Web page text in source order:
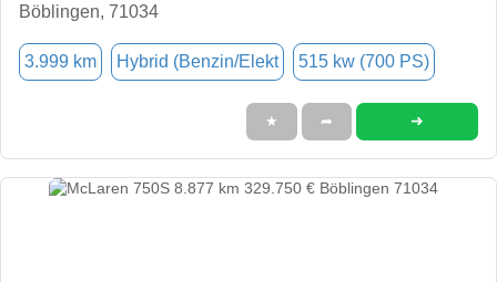
Böblingen, 71034
3.999 km Hybrid (Benzin/Elekt 515 kw (700 PS)
★ ➦ ➜